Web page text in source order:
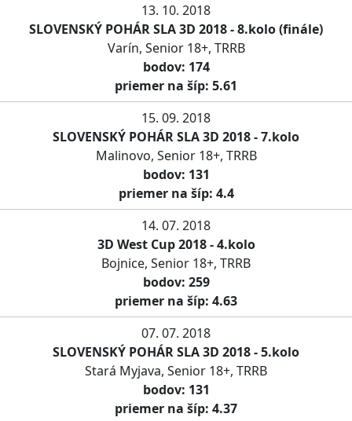
13. 10. 2018
SLOVENSKÝ POHÁR SLA 3D 2018 - 8.kolo (finále)
Varín, Senior 18+, TRRB
bodov: 174
priemer na šíp: 5.61
15. 09. 2018
SLOVENSKÝ POHÁR SLA 3D 2018 - 7.kolo
Malinovo, Senior 18+, TRRB
bodov: 131
priemer na šíp: 4.4
14. 07. 2018
3D West Cup 2018 - 4.kolo
Bojnice, Senior 18+, TRRB
bodov: 259
priemer na šíp: 4.63
07. 07. 2018
SLOVENSKÝ POHÁR SLA 3D 2018 - 5.kolo
Stará Myjava, Senior 18+, TRRB
bodov: 131
priemer na šíp: 4.37